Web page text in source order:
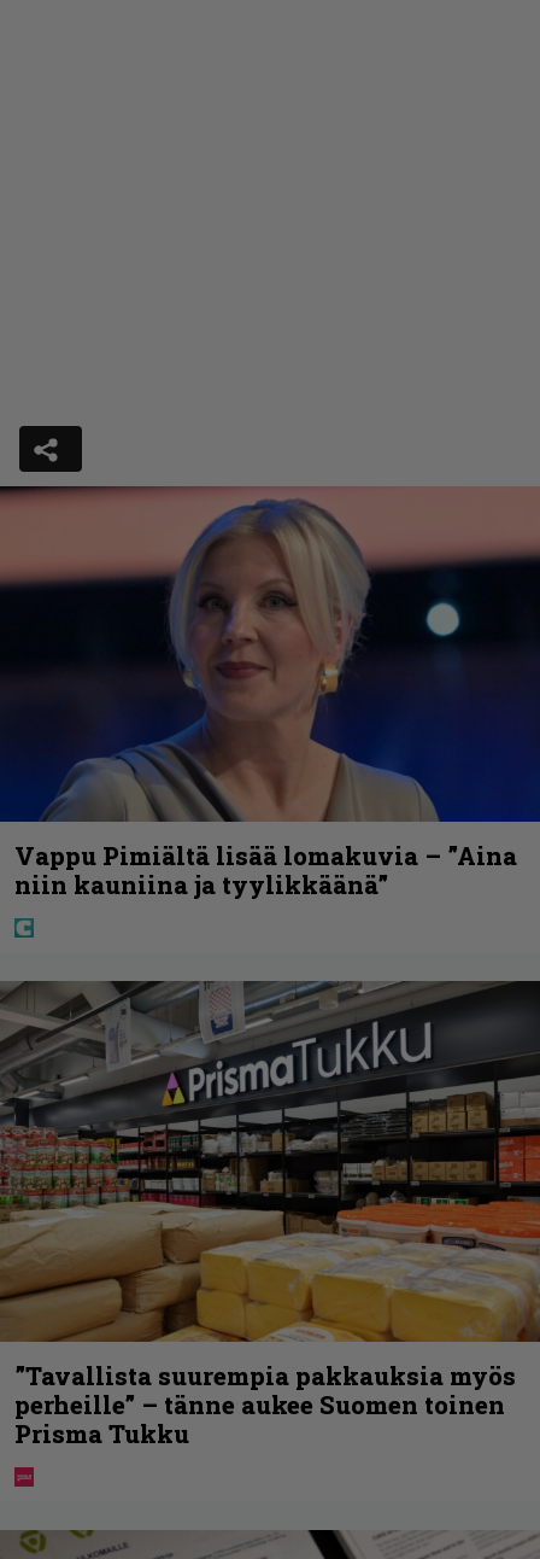
Vappu Pimiältä lisää lomakuvia – ”Aina
niin kauniina ja tyylikkäänä”
”Tavallista suurempia pakkauksia myös
perheille” – tänne aukee Suomen toinen
Prisma Tukku